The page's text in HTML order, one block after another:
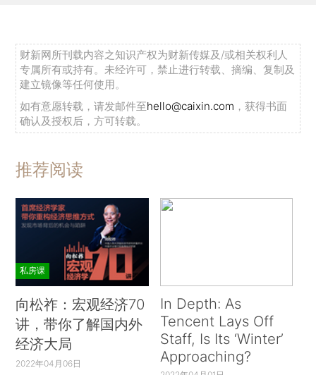
财新网所刊载内容之知识产权为财新传媒及/或相关权利人
专属所有或持有。未经许可，禁止进行转载、摘编、复制及
建立镜像等任何使用。
如有意愿转载，请发邮件至hello@caixin.com ，获得书面
确认及授权后，方可转载。
推荐阅读
私房课
向松祚：宏观经济70
讲，带你了解国内外
经济大局
2022年04月06日
In Depth: As
Tencent Lays Off
Staff, Is Its ‘Winter’
Approaching?